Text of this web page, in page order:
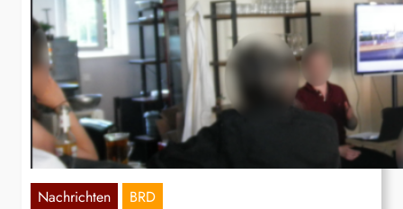
Nachrichten BRD